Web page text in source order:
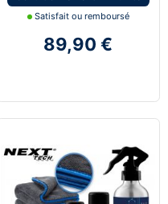
Satisfait ou remboursé
89,90 €